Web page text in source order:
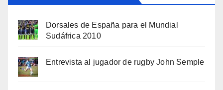
Dorsales de España para el Mundial
Sudáfrica 2010
Entrevista al jugador de rugby John Semple